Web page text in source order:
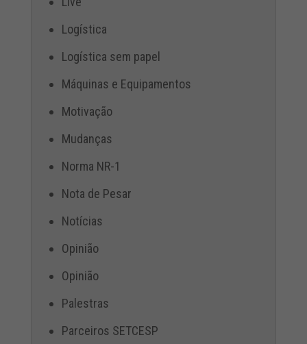
Logística
Logística sem papel
Máquinas e Equipamentos
Motivação
Mudanças
Norma NR-1
Nota de Pesar
Notícias
Opinião
Opinião
Palestras
Parceiros SETCESP